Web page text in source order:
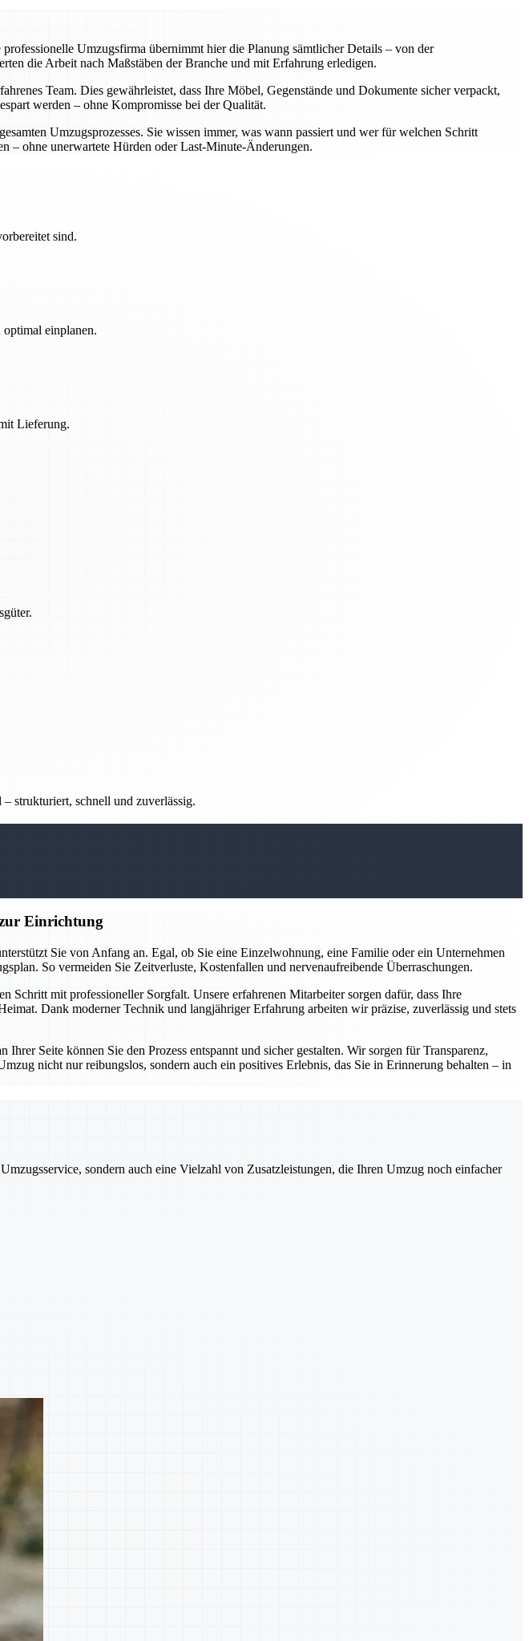
Umzugsfirma übernimmt hier die Planung sämtlicher Details – von der
die Arbeit nach Maßstäben der Branche und mit Erfahrung erledigen.
Team. Dies gewährleistet, dass Ihre Möbel, Gegenstände und Dokumente sicher verpackt,
werden – ohne Kompromisse bei der Qualität.
Umzugsprozesses. Sie wissen immer, was wann passiert und wer für welchen Schritt
– ohne unerwartete Hürden oder Last-Minute-Änderungen.
sind.
einplanen.
Lieferung.
strukturiert, schnell und zuverlässig.
Einrichtung
Sie von Anfang an. Egal, ob Sie eine Einzelwohnung, eine Familie oder ein Unternehmen
So vermeiden Sie Zeitverluste, Kostenfallen und nervenaufreibende Überraschungen.
mit professioneller Sorgfalt. Unsere erfahrenen Mitarbeiter sorgen dafür, dass Ihre
Dank moderner Technik und langjähriger Erfahrung arbeiten wir präzise, zuverlässig und stets
Seite können Sie den Prozess entspannt und sicher gestalten. Wir sorgen für Transparenz,
nicht nur reibungslos, sondern auch ein positives Erlebnis, das Sie in Erinnerung behalten – in
sondern auch eine Vielzahl von Zusatzleistungen, die Ihren Umzug noch einfacher